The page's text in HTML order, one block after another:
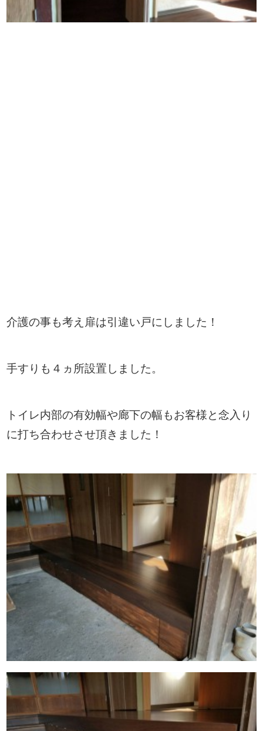
介護の事も考え扉は引違い戸にしました！
手すりも４ヵ所設置しました。
トイレ内部の有効幅や廊下の幅もお客様と念入り
に打ち合わせさせ頂きました！